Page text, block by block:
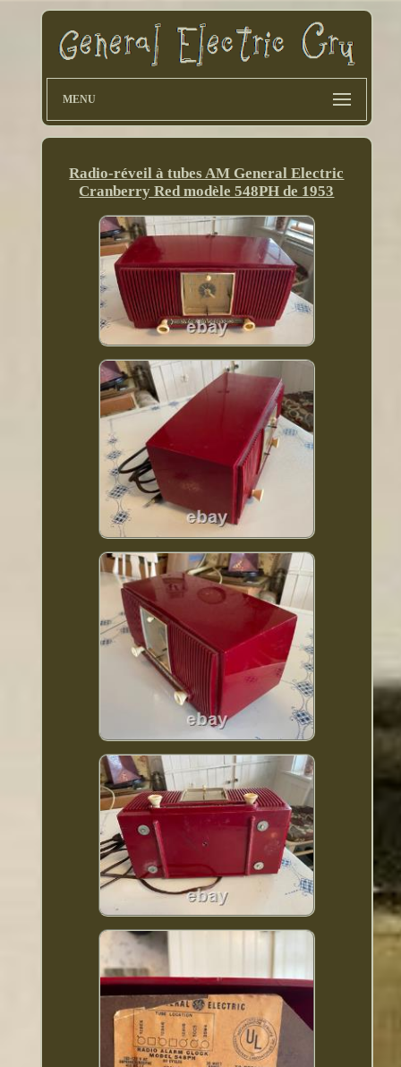
MENU
Radio-réveil à tubes AM General Electric
Cranberry Red modèle 548PH de 1953